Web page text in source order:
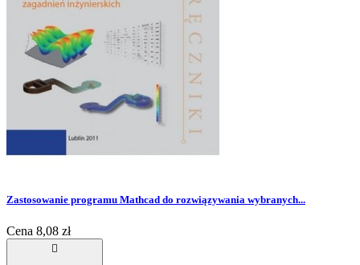
Zastosowanie programu Mathcad do rozwiązywania wybranych...
Cena 8,08 zł
